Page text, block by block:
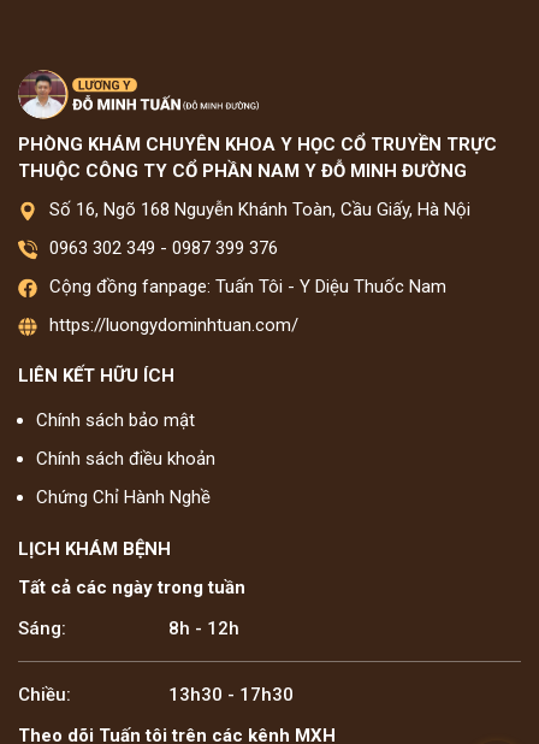
PHÒNG KHÁM CHUYÊN KHOA Y HỌC CỔ TRUYỀN TRỰC
THUỘC CÔNG TY CỔ PHẦN NAM Y ĐỖ MINH ĐƯỜNG
Số 16, Ngõ 168 Nguyễn Khánh Toàn, Cầu Giấy, Hà Nội
0963 302 349 - 0987 399 376
Cộng đồng fanpage: Tuấn Tôi - Y Diệu Thuốc Nam
https://luongydominhtuan.com/
LIÊN KẾT HỮU ÍCH
Chính sách bảo mật
Chính sách điều khoản
Chứng Chỉ Hành Nghề
LỊCH KHÁM BỆNH
Tất cả các ngày trong tuần
Sáng:
8h - 12h
Chiều:
13h30 - 17h30
Theo dõi Tuấn tôi trên các kênh MXH